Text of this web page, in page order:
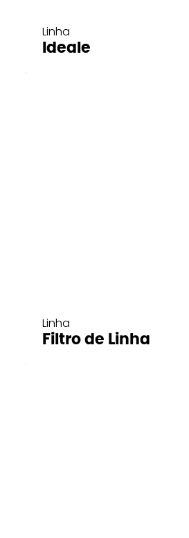
Linha
Ideale
Linha
Filtro de Linha